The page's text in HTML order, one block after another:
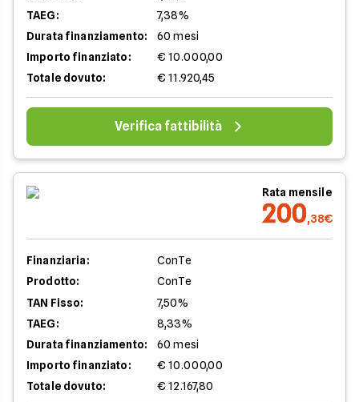
TAEG:
7,38%
Durata finanziamento:
60 mesi
Importo finanziato:
€ 10.000,00
Totale dovuto:
€ 11.920,45
Verifica fattibilità
Rata mensile
200,38€
Finanziaria:
ConTe
Prodotto:
ConTe
TAN Fisso:
7,50%
TAEG:
8,33%
Durata finanziamento:
60 mesi
Importo finanziato:
€ 10.000,00
Totale dovuto:
€ 12.167,80